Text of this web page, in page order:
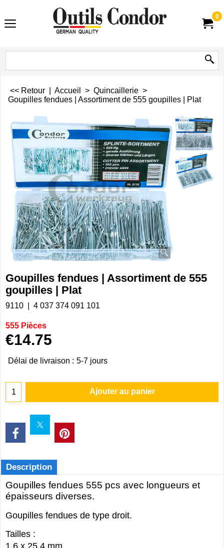
0
<< Retour Accueil > Quincaillerie >
Goupilles fendues | Assortiment de 555 goupilles | Plat
Goupilles fendues | Assortiment de 555
goupilles | Plat
9110 4 037 374 091 101
555 Pièces
€14.75
Délai de livraison : 5-7 jours
Ajouter au panier
Description
Goupilles fendues 555 pcs avec longueurs et
épaisseurs diverses.
Goupilles fendues de type droit.
Tailles :